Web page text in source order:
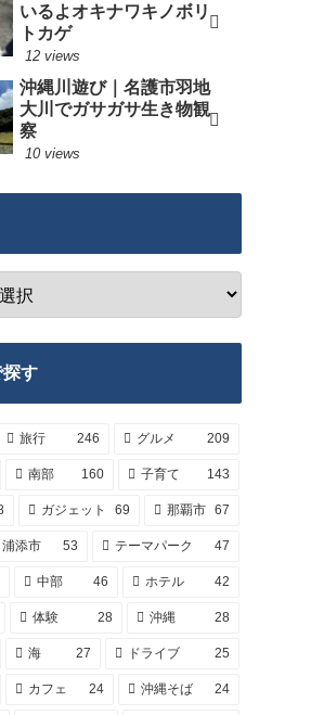
いるよオキナワキノボリ
トカゲ
12 views
沖縄川遊び｜名護市羽地
大川でガサガサ生き物観
察
10 views
探す
旅行 246 グルメ 209
南部 160 子育て 143
ガジェット 69 那覇市 67
浦添市 53 テーマパーク 47
中部 46 ホテル 42
体験 28 沖縄 28
海 27 ドライブ 25
カフェ 24 沖縄そば 24